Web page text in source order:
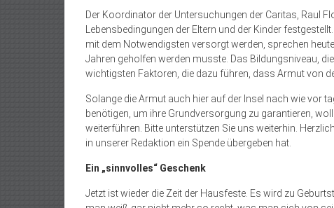
Der Koordinator der Untersuchungen der Caritas, Raul
Lebensbedingungen der Eltern und der Kinder
mit dem Notwendigsten versorgt werden, sprechen
Jahren geholfen werden musste. Das Bildungsniveau,
wichtigsten Faktoren, die dazu führen, dass Armut von
Solange die Armut auch hier auf der Insel nach wie vor
benötigen, um ihre Grundversorgung zu garantieren,
weiterführen. Bitte unterstützen Sie uns weiterhin.
in unserer Redaktion ein Spende übergeben hat.
Ein „sinnvolles“ Geschenk
Jetzt ist wieder die Zeit der Hausfeste. Es wird zu